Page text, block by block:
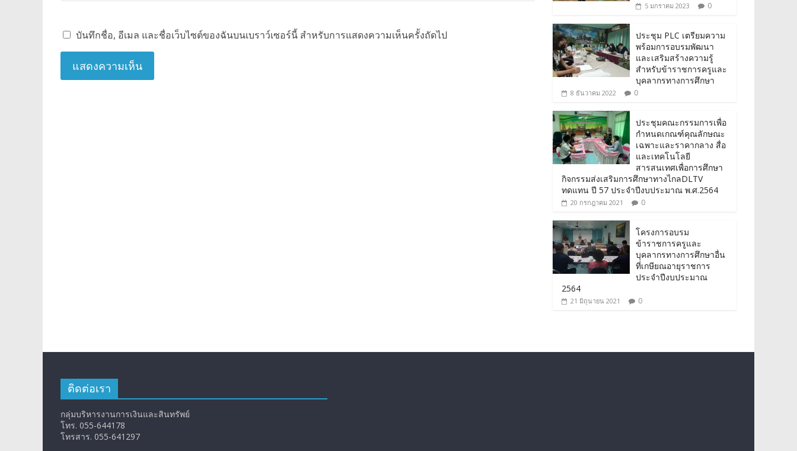
บันทึกชื่อ, อีเมล และชื่อเว็บไซต์ของฉันบนเบราว์เซอร์นี้ สำหรับการแสดงความเห็นครั้งถัดไป
5 มกราคม 2023 0
ประชุม PLC เตรียมความ
พร้อมการอบรมพัฒนา
และเสริมสร้างความรู้
สำหรับข้าราชการครูและ
บุคลากรทางการศึกษา
8 ธันวาคม 2022 0
ประชุมคณะกรรมการเพื่อ
กำหนดเกณฑ์คุณลักษณะ
เฉพาะและราคากลาง สื่อ
และเทคโนโลยี
สารสนเทศเพื่อการศึกษา
กิจกรรมส่งเสริมการศึกษาทางไกลDLTV
ทดแทน ปี 57 ประจำปีงบประมาณ พ.ศ.2564
20 กรกฎาคม 2021 0
โครงการอบรม
ข้าราชการครูและ
บุคลากรทางการศึกษาอื่น
ที่เกษียณอายุราชการ
ประจำปีงบประมาณ
2564
21 มิถุนายน 2021 0
ติดต่อเรา
กลุ่มบริหารงานการเงินและสินทรัพย์
โทร. 055-644178
โทรสาร. 055-641297